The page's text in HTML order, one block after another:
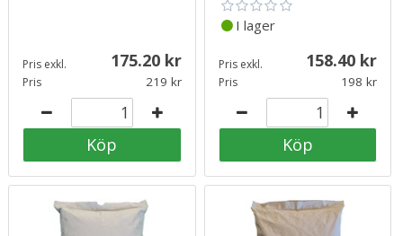
Pris exkl. 175.20
Pris 219
Köp
I lager
Pris exkl. 158.40
Pris 198
Köp